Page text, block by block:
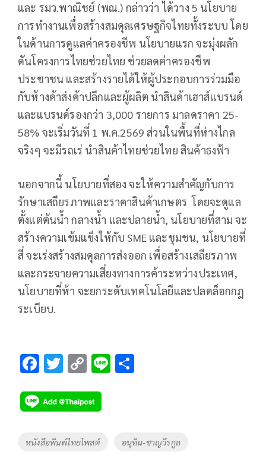
และ รมว.พาณิชย์ (พณ.) กล่าวว่า ได้วาง 5 นโยบาย
การทำงานเพื่อสร้างสมดุลเศรษฐกิจไทยทั้งระบบ โดย
ในด้านการดูแลค่าครองชีพ นโยบายแรก จะมุ่งผลัก
ดันโครงการไทยช่วยไทย ช่วยลดค่าครองชีพ
ประชาชน และสร้างรายได้ให้ผู้ประกอบการร่วมมือ
กับห้างค้าส่งค้าปลีกและผู้ผลิต นำสินค้าเฮาส์แบรนด์
และแบรนด์รองกว่า 3,000 รายการ มาลดราคา 25-
58% จะเริ่มวันที่ 1 พ.ค.2569 ส่วนในพื้นที่ห่างไกล
จริงๆ จะมีรถเร่ นำสินค้าไทยช่วยไทย สินค้าธงฟ้า
นอกจากนี้ นโยบายที่สอง จะให้ความสำคัญกับการ
รักษาเสถียรภาพและราคาสินค้าเกษตร โดยจะดูแล
ตั้งแต่ต้นน้ำ กลางน้ำ และปลายน้ำ, นโยบายที่สาม จะ
สร้างความเข้มแข็งให้กับ SME และชุมชน, นโยบายที่
สี่ จะเร่งสร้างสมดุลการส่งออก เพื่อสร้างเสถียรภาพ
และกระจายความเสี่ยงทางการค้าระหว่างประเทศ,
นโยบายที่ห้า จะยกระดับเทคโนโลยีและปลดล็อกกฎ
ระเบียบ.
F
e
b
o
T
tt
er
C
p
y
Li
Li
Tags
หนังสือพิมพ์ไทยโพสต์ อนุทิน-ชาญวีรกูล